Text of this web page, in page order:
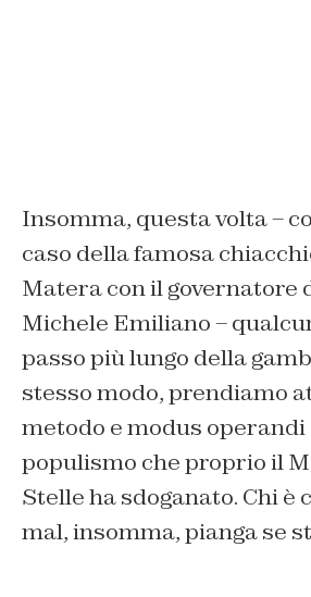
Insomma, questa volta –
caso della famosa
Matera con il governatore
Michele Emiliano –
passo più lungo della
stesso modo, prendiamo
metodo e modus
populismo che proprio il
Stelle ha sdoganato. Chi è
mal, insomma, pianga se